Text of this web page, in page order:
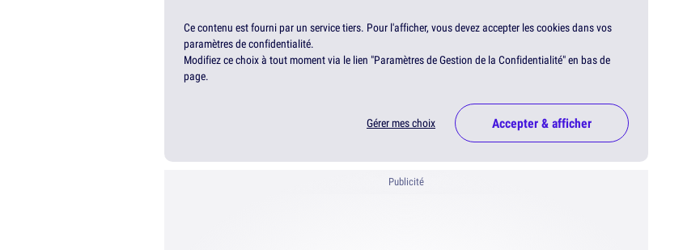
Ce contenu est fourni par un service tiers. Pour l'afficher, vous devez accepter les cookies dans vos
paramètres de confidentialité.
Modifiez ce choix à tout moment via le lien "Paramètres de Gestion de la Confidentialité" en bas de
page.
Gérer mes choix Accepter & afficher
Publicité